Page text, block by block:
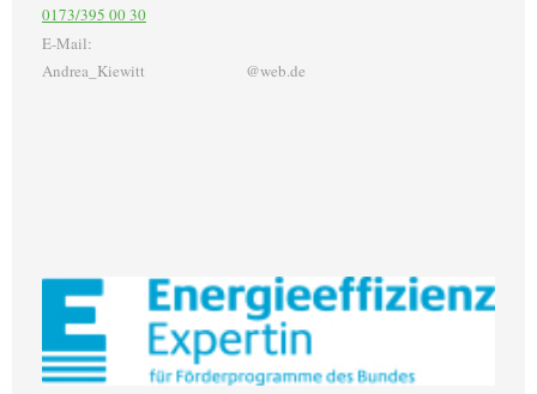
0173/395 00 30
E-Mail:
Andrea_Kiewitt @web.de